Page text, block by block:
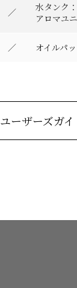
水タンク
アロマユ
オイルパ
ユーザーズガ